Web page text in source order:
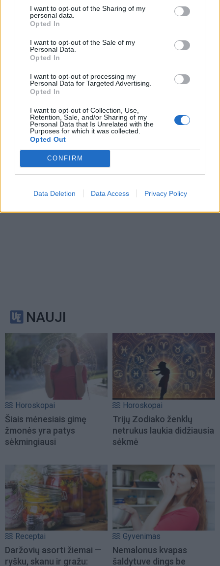
I want to opt-out of the Sharing of my
personal data.
Opted In
I want to opt-out of the Sale of my
Personal Data.
Opted In
I want to opt-out of processing my
Personal Data for Targeted Advertising.
Opted In
I want to opt-out of Collection, Use,
Retention, Sale, and/or Sharing of my
Personal Data that Is Unrelated with the
Purposes for which it was collected.
Opted Out
CONFIRM
Data Deletion Data Access Privacy Policy
supergalią
Laisvalaikis
Trys Zodiako ženklai,
kuriems rugpjūčio 8-ąją
seksis labiausiai: puikios
žinios Mergelėms
Aurelija Urbonienė apie
keliones, kurios prasideda
ten, kur baigiasi turistiniai
NAUJI
Horoskopai
Šiais mėnesiais gimę
žmonės yra patys
sėkmingiausi
Horoskopai
Trijų Zodiako ženklų
netrukus laukia didžiausia
sėkmė
Receptai
Daržovių asorti žiemai —
ryšku, skanu ir gražu:
Gyvenimas
Nemalonus kvapas
šaldytuve dings be